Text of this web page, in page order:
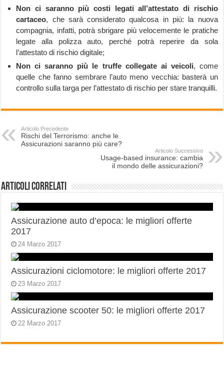
Non ci saranno più costi legati all’attestato di rischio
cartaceo, che sarà considerato qualcosa in più: la nuova
compagnia, infatti, potrà sbrigare più velocemente le pratiche
legate alla polizza auto, perché potrà reperire da sola
l’attestato di rischio digitale;
Non ci saranno più le truffe collegate ai veicoli, come
quelle che fanno sembrare l’auto meno vecchia: basterà un
controllo sulla targa per l’attestato di rischio per stare tranquilli.
Articolo Precedente
Rischi del Terrorismo: anche le
Assicurazioni saranno più care?
Articolo Successivo
Usage-based insurance: cambia
il mondo delle assicurazioni?
Articoli correlati
Assicurazione auto d’epoca: le migliori offerte
2017
24 Marzo 2017
Assicurazioni ciclomotore: le migliori offerte 2017
23 Marzo 2017
Assicurazione scooter 50: le migliori offerte 2017
22 Marzo 2017